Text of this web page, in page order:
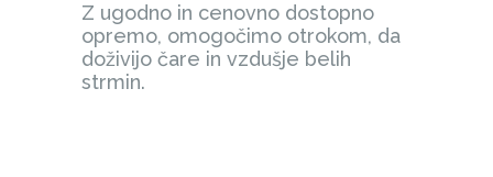
Z ugodno in cenovno dostopno
opremo, omogočimo otrokom, da
doživijo čare in vzdušje belih
strmin.